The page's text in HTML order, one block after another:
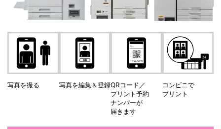
写真を撮る 写真を編集＆登録QRコード／
プリント予約
ナンバーが
届きます
コンビニで
プリント